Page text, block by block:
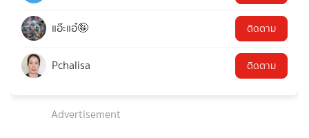
แอ๊ะแอ๋🤪 ติดตาม
Pchalisa ติดตาม
Advertisement